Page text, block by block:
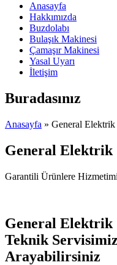
Anasayfa
Hakkımızda
Buzdolabı
Bulaşık Makinesi
Çamaşır Makinesi
Yasal Uyarı
İletişim
Buradasınız
Anasayfa » General
General Elektrik
Garantili Ürünlere
General Elektrik
Teknik
Arayabilirsiniz